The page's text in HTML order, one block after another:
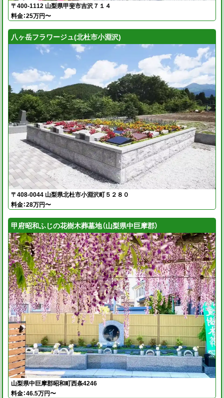
〒400-1112 山梨県甲斐市吉沢７１４
料金：25万円〜
八ヶ岳フラワージュ(北杜市小淵沢)
〒408-0044 山梨県北杜市小淵沢町５２８０
料金：28万円〜
甲府昭和ふじの花樹木葬墓地（山梨県中巨摩郡）
山梨県中巨摩郡昭和町西条4246
料金：46.5万円〜